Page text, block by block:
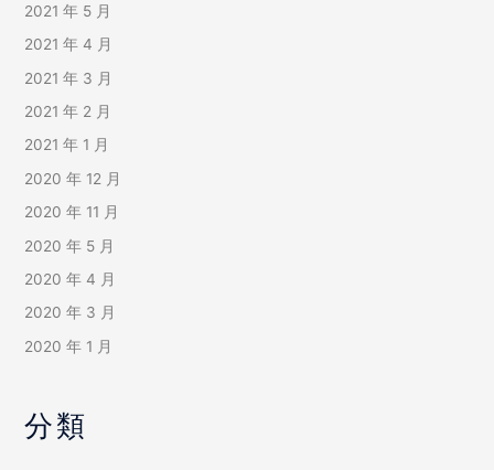
2021 年 5 月
2021 年 4 月
2021 年 3 月
2021 年 2 月
2021 年 1 月
2020 年 12 月
2020 年 11 月
2020 年 5 月
2020 年 4 月
2020 年 3 月
2020 年 1 月
分類